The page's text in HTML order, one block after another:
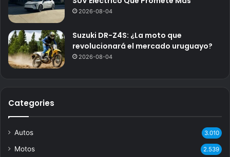
2026-08-04
Suzuki DR-Z4S: ¿La moto que
revolucionará el mercado uruguayo?
2026-08-04
Categories
Autos 3.010
Motos 2.539